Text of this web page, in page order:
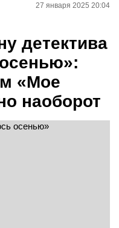
детектива
«Мое
наоборот
27 января 2025 20:04